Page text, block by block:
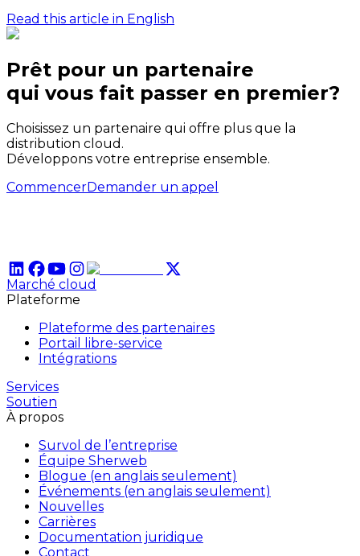
Read this article in English
Prêt pour un partenaire
qui vous fait passer en premier?
Choisissez un partenaire qui offre plus que la
distribution cloud.
Développons votre entreprise ensemble.
CommencerDemander un appel
Marché cloud
Plateforme
Plateforme des partenaires
Portail libre-service
Intégrations
Services
Soutien
À propos
Survol de l’entreprise
Équipe Sherweb
Blogue (en anglais seulement)
Événements (en anglais seulement)
Nouvelles
Carrières
Documentation juridique
Contact